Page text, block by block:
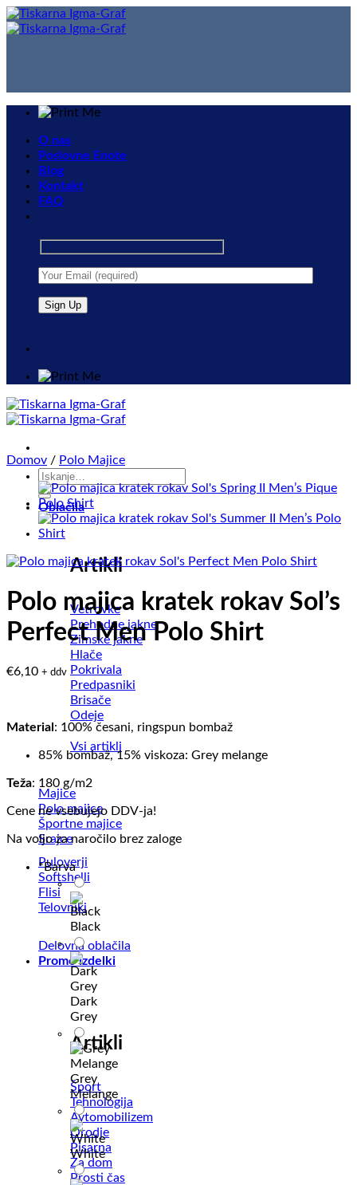
Skip
to
O nas
Poslovne Enote
Blog
Kontakt
FAQ
Išči:
Oblačila
Artikli
Vetrovke
Prehodne jakne
Zimske jakne
Hlače
Pokrivala
Predpasniki
Brisače
Odeje
Vsi artikli
Majice
Polo majice
Športne majice
Srajce
Puloverji
Softshelli
Flisi
Telovniki
Delovna oblačila
Promo izdelki
Artikli
Šport
Tehnologija
Avtomobilizem
Orodje
Pisarna
Za dom
Prosti čas
Domov / Polo Majice
Polo majica kratek rokav Sol’s
Perfect Men Polo Shirt
€6,10 + ddv
Material : 100% česani, ringspun bombaž
85% bombaž, 15% viskoza: Grey melange
Teža: 180 g/m2
Cene ne vsebujejo DDV-ja!
Na voljo za naročilo brez zaloge
*Barva
Black
Dark
Grey
Grey
Melange
White